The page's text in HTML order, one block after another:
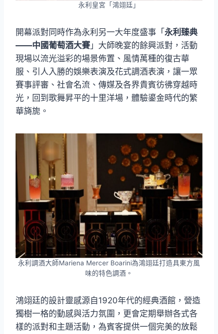
永利皇宮「鴻翊廷」
開幕派對同時作為永利另一大年度盛事「永利臻典
——中國葡萄酒大賽」大師晚宴的餘興派對，活動
現場以流光溢彩的場景佈置、風情萬種的復古華
服、引人入勝的娛樂表演及花式調酒表演，讓一眾
賽事評審、社會名流、傳媒及各界貴賓彷彿穿越時
光，回到歌舞昇平的十里洋場，體驗鎏金時代的繁
華旖旎。
永利調酒大師Mariena Mercer Boarini為鴻翊廷打造具東方風
味的特色調酒。
鴻翊廷的設計靈感源自1920年代的經典酒館，營造
獨樹一格的動感與活力氛圍，更會定期舉辦各式各
樣的派對和主題活動，為賓客提供一個完美的放鬆